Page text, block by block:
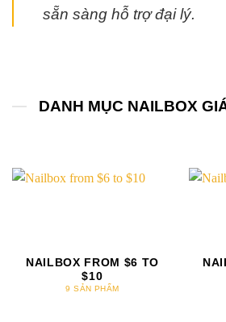
sẵn sàng hỗ trợ đại lý.
DANH MỤC NAILBOX
NAILBOX FROM $6 TO
$10
9 SẢN PHẨM